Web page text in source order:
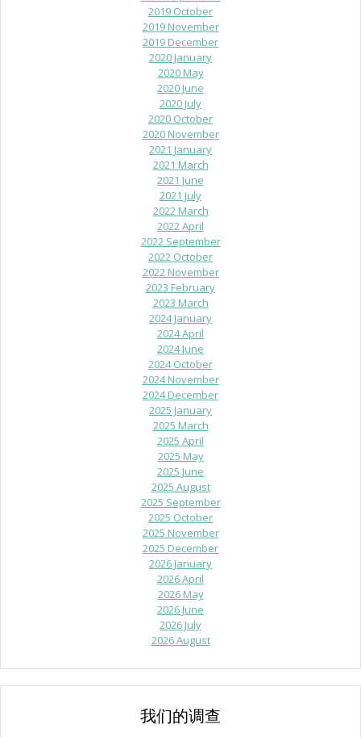
2019 October
2019 November
2019 December
2020 January
2020 May
2020 June
2020 July
2020 October
2020 November
2021 January
2021 March
2021 June
2021 July
2022 March
2022 April
2022 September
2022 October
2022 November
2023 February
2023 March
2024 January
2024 April
2024 June
2024 October
2024 November
2024 December
2025 January
2025 March
2025 April
2025 May
2025 June
2025 August
2025 September
2025 October
2025 November
2025 December
2026 January
2026 April
2026 May
2026 June
2026 July
2026 August
我们的调查